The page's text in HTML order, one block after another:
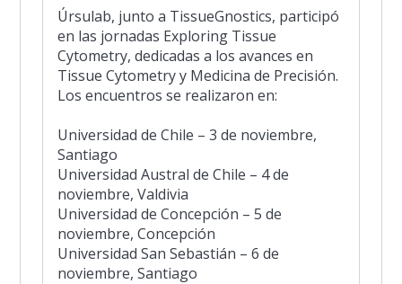
Úrsulab, junto a TissueGnostics, participó
en las jornadas Exploring Tissue
Cytometry, dedicadas a los avances en
Tissue Cytometry y Medicina de Precisión.
Los encuentros se realizaron en:
Universidad de Chile – 3 de noviembre,
Santiago
Universidad Austral de Chile – 4 de
noviembre, Valdivia
Universidad de Concepción – 5 de
noviembre, Concepción
Universidad San Sebastián – 6 de
noviembre, Santiago